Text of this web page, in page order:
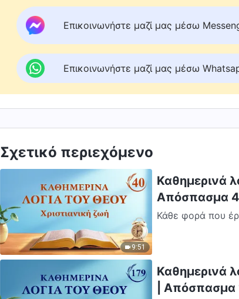
Επικοινωνήστε μαζί μας μέσω
Επικοινωνήστε μαζί μας μέσω
Σχετικό περιεχόμενο
9:51
Καθημερινά
Απόσπασμα
Κάθε φορά που
Καθημερινά
| Απόσπασμα